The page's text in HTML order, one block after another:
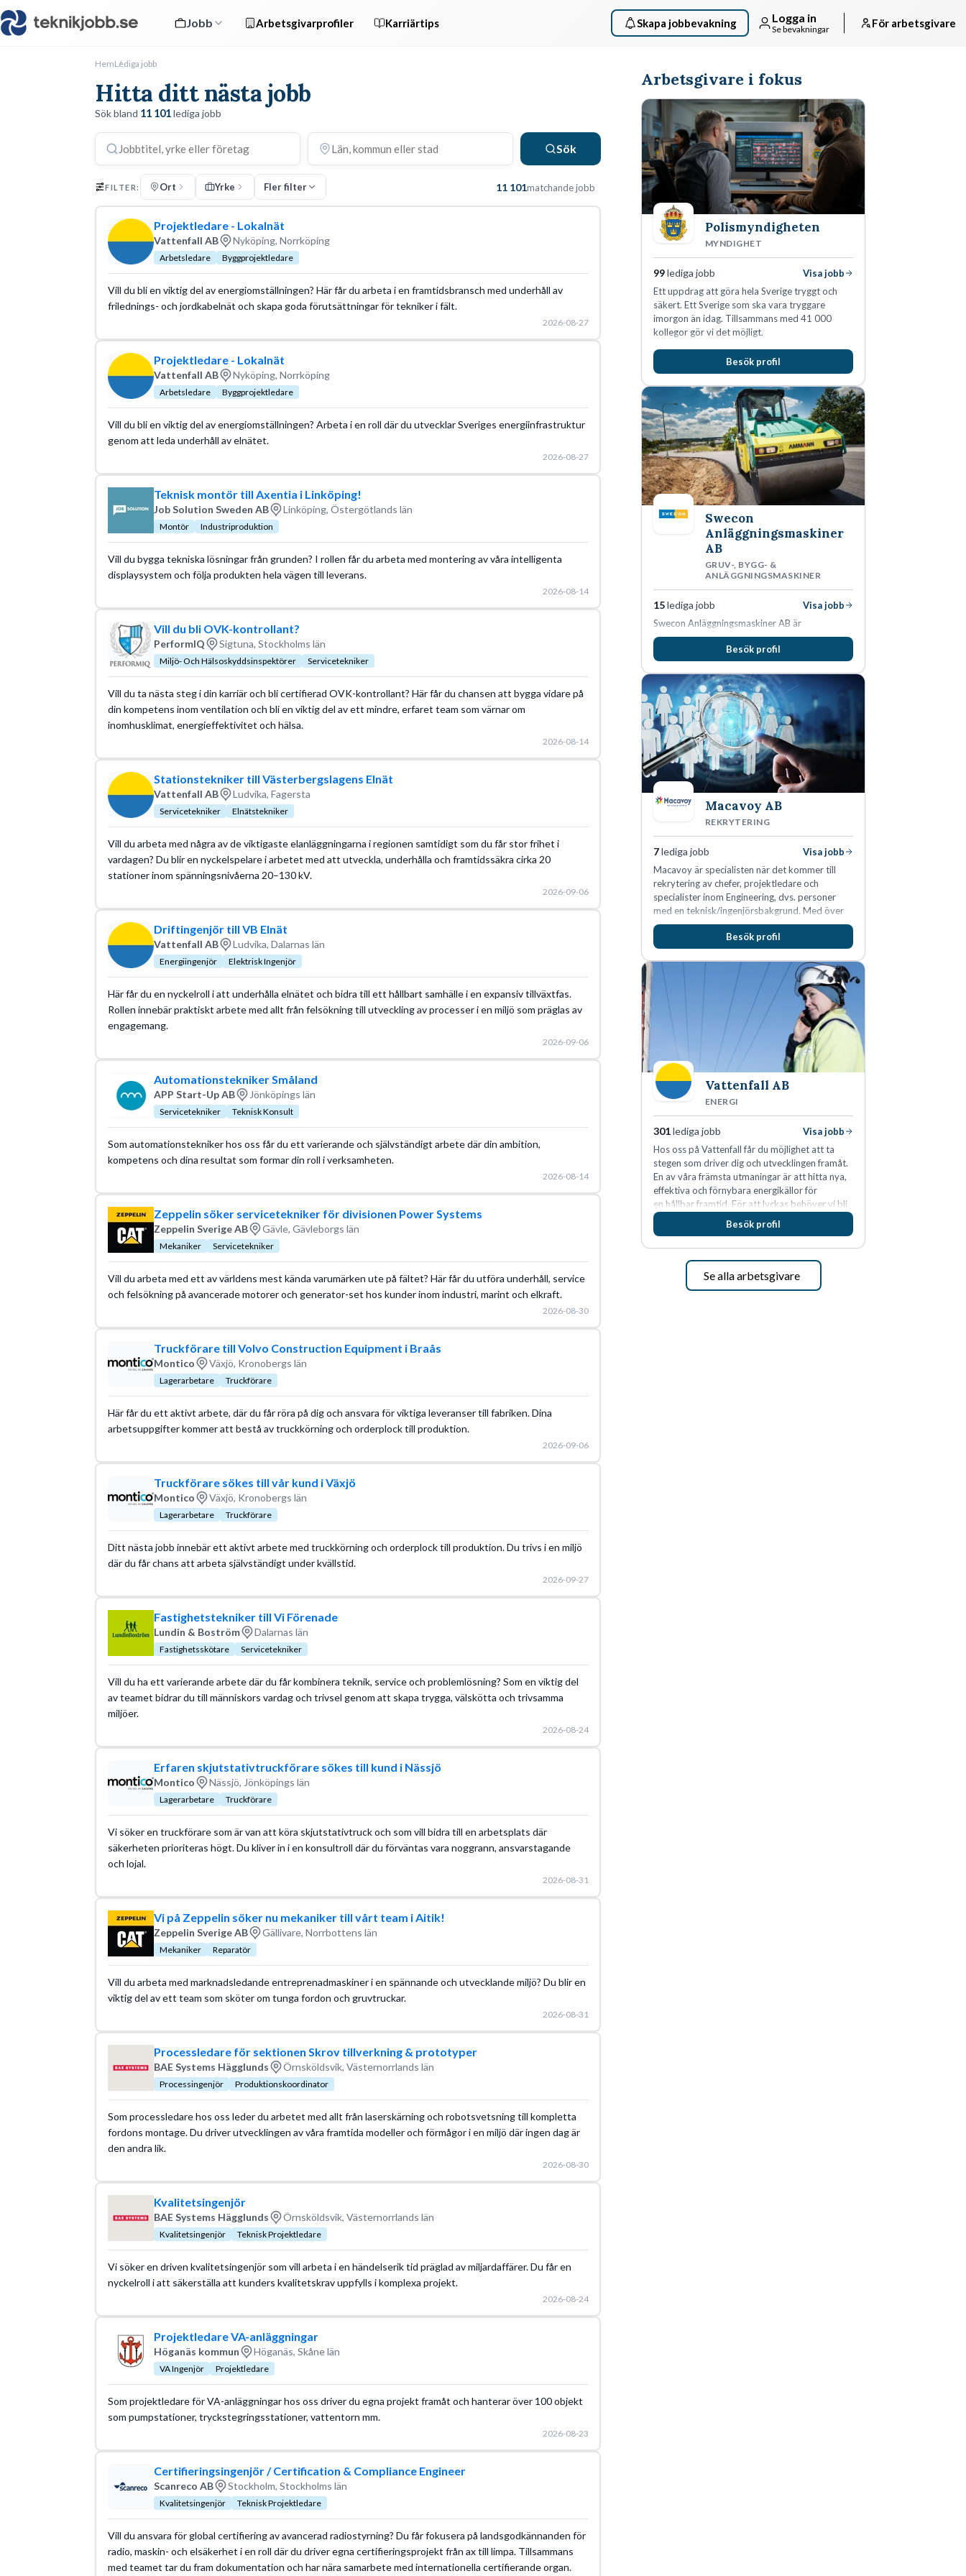
Jobb Arbetsgivarprofiler Karriärtips Skapa jobbevakning Logga in
Se bevakningar För arbetsgivare
HemLediga jobb
Hitta ditt nästa jobb
Sök bland 11 101lediga jobb
Sök
FILTER: Ort Yrke Fler filter 11 101matchande jobb
Projektledare - Lokalnät
Vattenfall AB Nyköping, Norrköping
Arbetsledare Byggprojektledare
Vill du bli en viktig del av energiomställningen? Här får du arbeta i en framtidsbransch med underhåll av
frilednings- och jordkabelnät och skapa goda förutsättningar för tekniker i fält.
2026-08-27
Projektledare - Lokalnät
Vattenfall AB Nyköping, Norrköping
Arbetsledare Byggprojektledare
Vill du bli en viktig del av energiomställningen? Arbeta i en roll där du utvecklar Sveriges energiinfrastruktur
genom att leda underhåll av elnätet.
2026-08-27
Teknisk montör till Axentia i Linköping!
Job Solution Sweden AB Linköping, Östergötlands län
Montör Industriproduktion
Vill du bygga tekniska lösningar från grunden? I rollen får du arbeta med montering av våra intelligenta
displaysystem och följa produkten hela vägen till leverans.
2026-08-14
Vill du bli OVK-kontrollant?
PerformIQ Sigtuna, Stockholms län
Miljö- Och Hälsoskyddsinspektörer Servicetekniker
Vill du ta nästa steg i din karriär och bli certifierad OVK-kontrollant? Här får du chansen att bygga vidare på
din kompetens inom ventilation och bli en viktig del av ett mindre, erfaret team som värnar om
inomhusklimat, energieffektivitet och hälsa.
2026-08-14
Stationstekniker till Västerbergslagens Elnät
Vattenfall AB Ludvika, Fagersta
Servicetekniker Elnätstekniker
Vill du arbeta med några av de viktigaste elanläggningarna i regionen samtidigt som du får stor frihet i
vardagen? Du blir en nyckelspelare i arbetet med att utveckla, underhålla och framtidssäkra cirka 20
stationer inom spänningsnivåerna 20–130 kV.
2026-09-06
Driftingenjör till VB Elnät
Vattenfall AB Ludvika, Dalarnas län
Energiingenjör Elektrisk Ingenjör
Här får du en nyckelroll i att underhålla elnätet och bidra till ett hållbart samhälle i en expansiv tillväxtfas.
Rollen innebär praktiskt arbete med allt från felsökning till utveckling av processer i en miljö som präglas av
engagemang.
2026-09-06
Automationstekniker Småland
APP Start-Up AB Jönköpings län
Servicetekniker Teknisk Konsult
Som automationstekniker hos oss får du ett varierande och självständigt arbete där din ambition,
kompetens och dina resultat som formar din roll i verksamheten.
2026-08-14
Zeppelin söker servicetekniker för divisionen Power Systems
Zeppelin Sverige AB Gävle, Gävleborgs län
Mekaniker Servicetekniker
Vill du arbeta med ett av världens mest kända varumärken ute på fältet? Här får du utföra underhåll, service
och felsökning på avancerade motorer och generator-set hos kunder inom industri, marint och elkraft.
2026-08-30
Truckförare till Volvo Construction Equipment i Braås
Montico Växjö, Kronobergs län
Lagerarbetare Truckförare
Här får du ett aktivt arbete, där du får röra på dig och ansvara för viktiga leveranser till fabriken. Dina
arbetsuppgifter kommer att bestå av truckkörning och orderplock till produktion.
2026-09-06
Truckförare sökes till vår kund i Växjö
Montico Växjö, Kronobergs län
Lagerarbetare Truckförare
Ditt nästa jobb innebär ett aktivt arbete med truckkörning och orderplock till produktion. Du trivs i en miljö
där du får chans att arbeta självständigt under kvällstid.
2026-09-27
Fastighetstekniker till Vi Förenade
Lundin & Boström Dalarnas län
Fastighetsskötare Servicetekniker
Vill du ha ett varierande arbete där du får kombinera teknik, service och problemlösning? Som en viktig del
av teamet bidrar du till människors vardag och trivsel genom att skapa trygga, välskötta och trivsamma
miljöer.
2026-08-24
Erfaren skjutstativtruckförare sökes till kund i Nässjö
Montico Nässjö, Jönköpings län
Lagerarbetare Truckförare
Vi söker en truckförare som är van att köra skjutstativtruck och som vill bidra till en arbetsplats där
säkerheten prioriteras högt. Du kliver in i en konsultroll där du förväntas vara noggrann, ansvarstagande
och lojal.
2026-08-31
Vi på Zeppelin söker nu mekaniker till vårt team i Aitik!
Zeppelin Sverige AB Gällivare, Norrbottens län
Mekaniker Reparatör
Vill du arbeta med marknadsledande entreprenadmaskiner i en spännande och utvecklande miljö? Du blir en
viktig del av ett team som sköter om tunga fordon och gruvtruckar.
2026-08-31
Processledare för sektionen Skrov tillverkning & prototyper
BAE Systems Hägglunds Örnsköldsvik, Västernorrlands län
Processingenjör Produktionskoordinator
Som processledare hos oss leder du arbetet med allt från laserskärning och robotsvetsning till kompletta
fordons montage. Du driver utvecklingen av våra framtida modeller och förmågor i en miljö där ingen dag är
den andra lik.
2026-08-30
Kvalitetsingenjör
BAE Systems Hägglunds Örnsköldsvik, Västernorrlands län
Kvalitetsingenjör Teknisk Projektledare
Vi söker en driven kvalitetsingenjör som vill arbeta i en händelserik tid präglad av miljardaffärer. Du får en
nyckelroll i att säkerställa att kunders kvalitetskrav uppfylls i komplexa projekt.
2026-08-24
Projektledare VA-anläggningar
Höganäs kommun Höganäs, Skåne län
VA Ingenjör Projektledare
Som projektledare för VA-anläggningar hos oss driver du egna projekt framåt och hanterar över 100 objekt
som pumpstationer, tryckstegringsstationer, vattentorn mm.
2026-08-23
Certifieringsingenjör / Certification & Compliance Engineer
Scanreco AB Stockholm, Stockholms län
Kvalitetsingenjör Teknisk Projektledare
Vill du ansvara för global certifiering av avancerad radiostyrning? Du får fokusera på landsgodkännanden för
radio, maskin- och elsäkerhet i en roll där du driver egna certifieringsprojekt från ax till limpa. Tillsammans
med teamet tar du fram dokumentation och har nära samarbete med internationella certifierande organ.
Arbetsgivare i fokus
Polismyndigheten
MYNDIGHET
99lediga jobb
Visa jobb
Ett uppdrag att göra hela Sverige tryggt och
säkert. Ett Sverige som ska vara tryggare
imorgon än idag. Tillsammans med 41 000
kollegor gör vi det möjligt.
Besök profil
Swecon
Anläggningsmaskiner
AB
GRUV-, BYGG- &
ANLÄGGNINGSMASKINER
15lediga jobb
Visa jobb
Swecon Anläggningsmaskiner AB är
återförsäljare av Volvo Construction Equipment
i Sverige, Estland, Lettland, Litauen samt delar
av Tyskland.
Besök profil
Macavoy AB
REKRYTERING
7lediga jobb
Visa jobb
Macavoy är specialisten när det kommer till
rekrytering av chefer, projektledare och
specialister inom Engineering, dvs. personer
med en teknisk/ingenjörsbakgrund. Med över
15 års erfarenhet och 400 lyckade
rekryteringar kan Macavoy erbjuda
konsultation i en rekrytering som gör skillnad.
Besök profil
Vattenfall AB
ENERGI
301lediga jobb
Visa jobb
Hos oss på Vattenfall får du möjlighet att ta
stegen som driver dig och utvecklingen framåt.
En av våra främsta utmaningar är att hitta nya,
effektiva och förnybara energikällor för
en hållbar framtid. För att lyckas behöver vi bli
fler medarbetare som vill göra skillnad.
Besök profil
Se alla arbetsgivare